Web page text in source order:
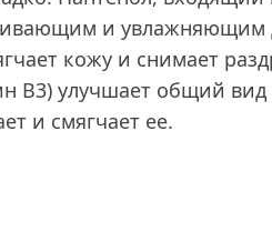
и увлажняющим
кожу и снимает
В3) улучшает общий
и смягчает ее.